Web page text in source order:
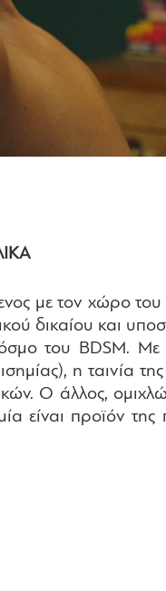
με τον χώρο του
δικαίου και
του BDSM. Με
η ταινία
Ο άλλος,
είναι προϊόν